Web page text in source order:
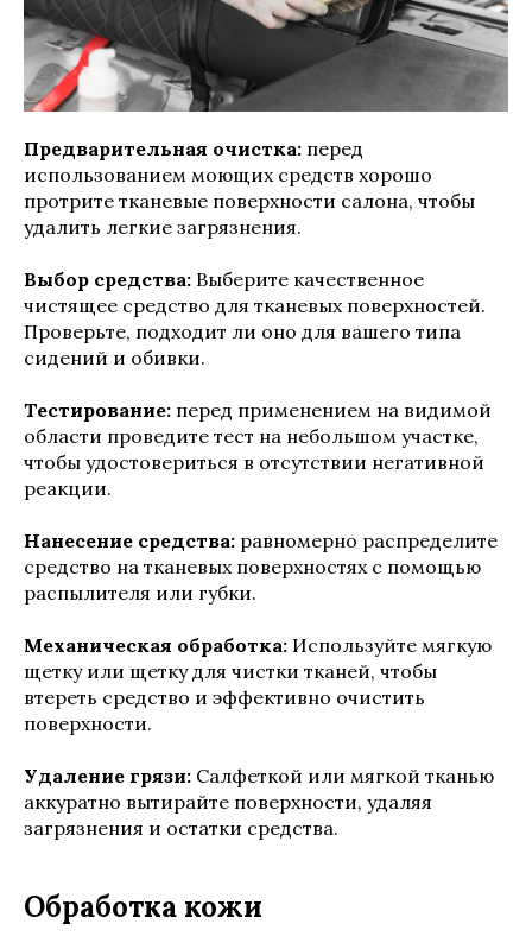
Предварительная очистка: перед
использованием моющих средств хорошо
протрите тканевые поверхности салона, чтобы
удалить легкие загрязнения.
Выбор средства: Выберите качественное
чистящее средство для тканевых поверхностей.
Проверьте, подходит ли оно для вашего типа
сидений и обивки.
Тестирование: перед применением на видимой
области проведите тест на небольшом участке,
чтобы удостовериться в отсутствии негативной
реакции.
Нанесение средства: равномерно распределите
средство на тканевых поверхностях с помощью
распылителя или губки.
Механическая обработка: Используйте мягкую
щетку или щетку для чистки тканей, чтобы
втереть средство и эффективно очистить
поверхности.
Удаление грязи: Салфеткой или мягкой тканью
аккуратно вытирайте поверхности, удаляя
загрязнения и остатки средства.
Обработка кожи